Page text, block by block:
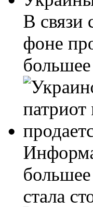
В связи
фоне
стала